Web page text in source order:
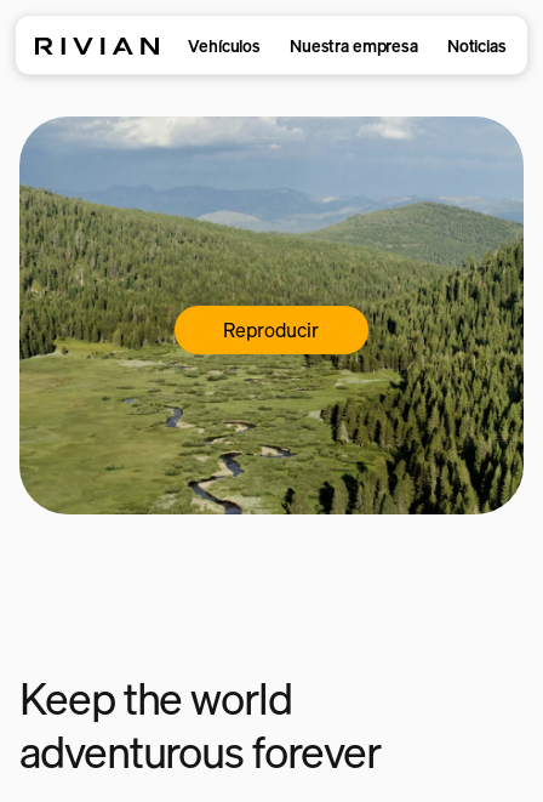
Vehículos Nuestra empresa Noticias
Reproducir
Keep the world
adventurous forever